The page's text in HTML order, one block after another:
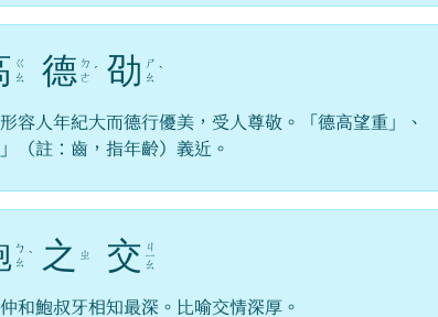
ㄍ
ㄠ
德 ㄉ
ㄜ ˊ 劭 ㄕ
ㄠ ˋ
容人年紀大而德行優美，受人尊敬。「德高望重」、
」（註：齒，指年齡）義近。
ㄅ
ㄠ ˋ 之 ㄓ 交 ㄐ
ㄧ
ㄠ
和鮑叔牙相知最深。比喻交情深厚。